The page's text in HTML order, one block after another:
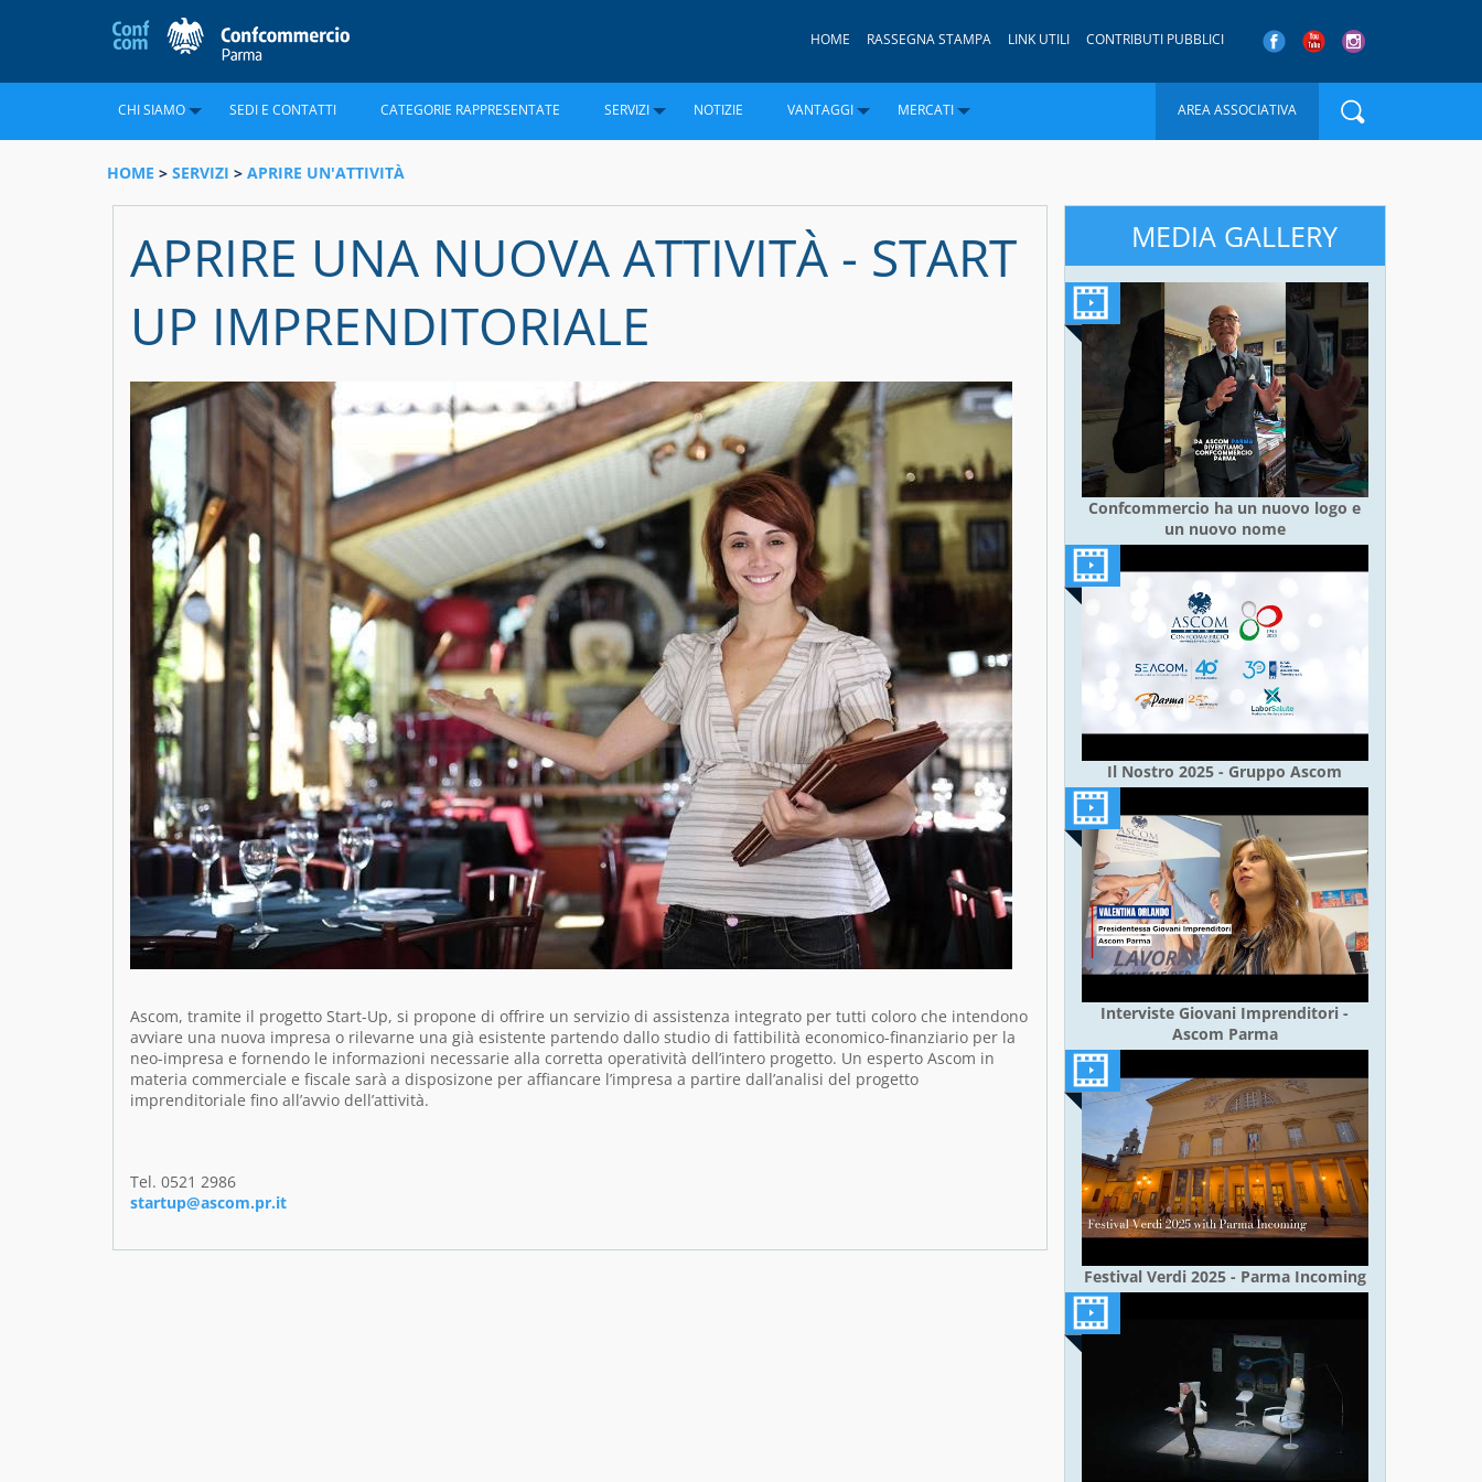
HOME RASSEGNA STAMPA LINK UTILI CONTRIBUTI PUBBLICI
CHI SIAMO SEDI E CONTATTI CATEGORIE RAPPRESENTATE SERVIZI NOTIZIE VANTAGGI MERCATI AREA ASSOCIATIVA
HOME > SERVIZI > APRIRE UN'ATTIVITÀ
APRIRE UNA NUOVA ATTIVITÀ - START
UP IMPRENDITORIALE
Ascom, tramite il progetto Start-Up, si propone di offrire un servizio di assistenza integrato per tutti coloro che intendono
avviare una nuova impresa o rilevarne una già esistente partendo dallo studio di fattibilità economico-finanziario per la
neo-impresa e fornendo le informazioni necessarie alla corretta operatività dell’intero progetto. Un esperto Ascom in
materia commerciale e fiscale sarà a disposizone per affiancare l’impresa a partire dall’analisi del progetto
imprenditoriale fino all’avvio dell’attività.
Tel. 0521 2986
startup@ascom.pr.it
MEDIA GALLERY
Confcommercio ha un nuovo logo e
un nuovo nome
Il Nostro 2025 - Gruppo Ascom
Interviste Giovani Imprenditori -
Ascom Parma
Festival Verdi 2025 - Parma Incoming